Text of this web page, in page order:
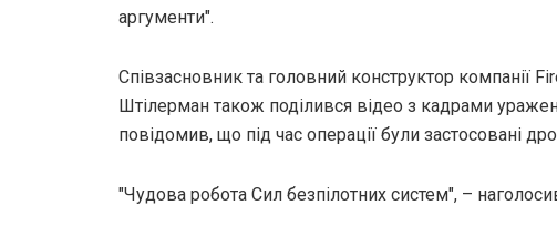
аргументи".
Співзасновник та головний конструктор компанії
Штілерман також поділився відео з кадрами
повідомив, що під час операції були застосовані
"Чудова робота Сил безпілотних систем", –